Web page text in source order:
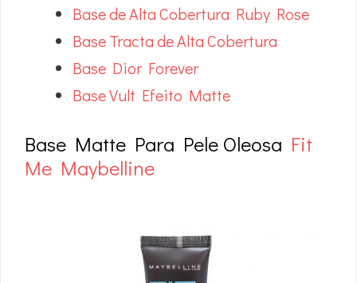
Base de Alta Cobertura Ruby Rose
Base Tracta de Alta Cobertura
Base Dior Forever
Base Vult Efeito Matte
Base Matte Para Pele Oleosa Fit
Me Maybelline